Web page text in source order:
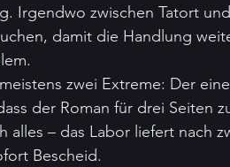
Irgendwo zwischen Tatort
damit die Handlung
zwei Extreme: Der
der Roman für drei Seiten
alles – das Labor liefert nach
Bescheid.